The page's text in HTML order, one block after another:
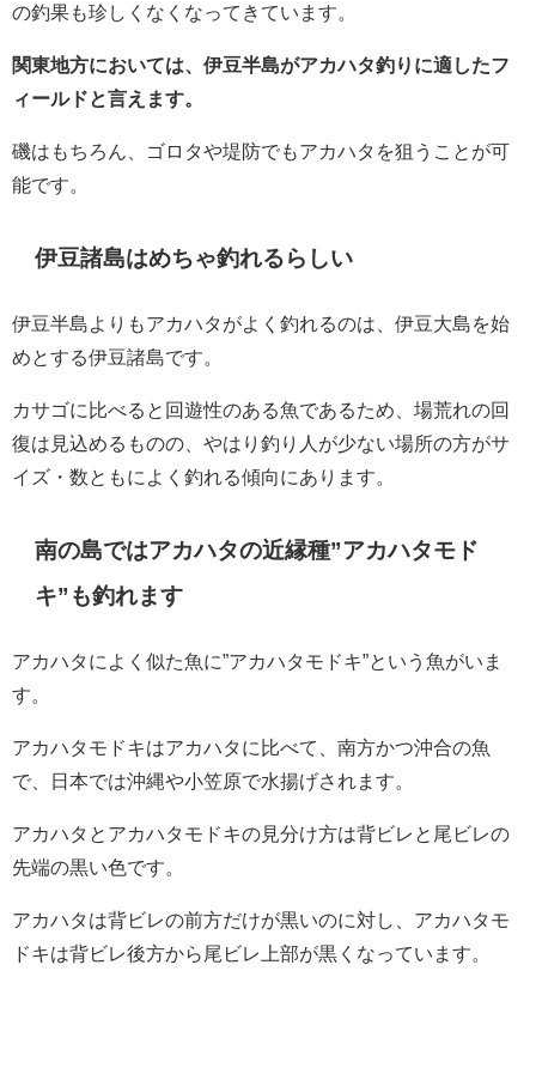
の釣果も珍しくなくなってきています。
関東地方においては、伊豆半島がアカハタ釣りに適したフ
ィールドと言えます。
磯はもちろん、ゴロタや堤防でもアカハタを狙うことが可
能です。
伊豆諸島はめちゃ釣れるらしい
伊豆半島よりもアカハタがよく釣れるのは、伊豆大島を始
めとする伊豆諸島です。
カサゴに比べると回遊性のある魚であるため、場荒れの回
復は見込めるものの、やはり釣り人が少ない場所の方がサ
イズ・数ともによく釣れる傾向にあります。
南の島ではアカハタの近縁種”アカハタモド
キ”も釣れます
アカハタによく似た魚に”アカハタモドキ”という魚がいま
す。
アカハタモドキはアカハタに比べて、南方かつ沖合の魚
で、日本では沖縄や小笠原で水揚げされます。
アカハタとアカハタモドキの見分け方は背ビレと尾ビレの
先端の黒い色です。
アカハタは背ビレの前方だけが黒いのに対し、アカハタモ
ドキは背ビレ後方から尾ビレ上部が黒くなっています。